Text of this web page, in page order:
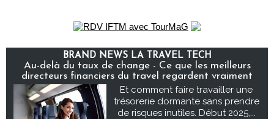
BRAND NEWS LA TRAVEL TECH
Au-delà du taux de change - Ce que les meilleurs
directeurs financiers du travel regardent vraiment
Et comment faire travailler une
trésorerie dormante sans prendre
de risques inutiles. Début 2025,...